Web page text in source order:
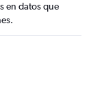
en datos que